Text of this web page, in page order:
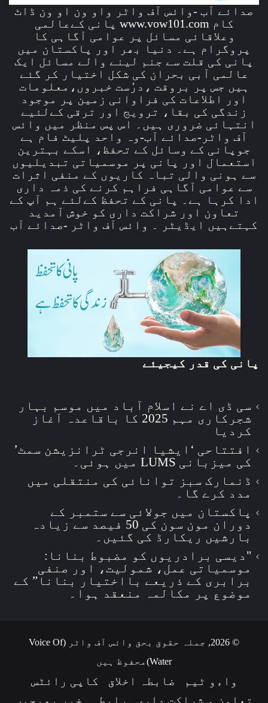
صدائے آب -وائس آف واٹر واو ون او ون ڈاٹ
کام www.vow101.com پانی کےعالمی
وعلاقائی مسائل پر عوامی آگاہی کا
پروگرام ہے۔ دنیا بھر اور پاکستان میں
پانی کی قلت سے جنم لینے والے مسائل ایک
عالمی آبی بحران کی شکل اختیار کر گئے
ہیں جس پر بروقت ،درُست خبروں،معلومات
اور اطلاعات کی فراوانی زمین پر موجود
زندگی کی بقا، ترویج اور ترقی کےلئیے
انتہائی ضروری ہیں۔ اس پس منظر میں وائس
آف واٹر-صدائے آب-وہ واحد پلیٹ فام ہے
جوپانی کے وسائل کے تحفظ، اسکے بہترین
استعمال اور پانی پر موسمیاتی تبدیلیوں
سے ہونی والی تباہ کاریوں کے منفی اثرات
سے عوامی آگاہی فراہم کرنے کی ذمہ داری
ادا کرہا ہے۔ پانی کے تحفظ کےلئے ہم آپ کے
تعاون اور شراکت داری کو خوش آمدید
کہتےہیں ایڈیٹر ۔ وائس آف واٹر -صدائے آب
پانی کی قدر کیجیئے
سی ڈی اے نے اسلام آباد میں موسم بہار
شجرکاری مہم 2025 کا باقاعدہ آغاز
کردیا
افتتاحی ‘ایشیا انرجی ٹرانزیشن سمٹ’
کی میزبانی LUMS میں ہوئی۔
ڈنمارک سبز توانائی کی منتقلی میں
مدد کرے گا۔
پاکستان میں جولائی سے ستمبر کے
دوران مون سون کی 50 فیصد سے زیادہ
بارشیں ریکارڈ کی گئیں۔
"دیسی برادریوں کو مضبوط بنانا:
موسمیاتی عمل، شمولیت، اور صنفی
برابری کے ذریعے بااختیار بنانا” کے
موضوع پر مکالمہ منعقد ہوا۔
© 2026, جملہ حقوق بحق وائس آف واٹر (Voice Of
Water)محفوظ ہیں
واءو ٹیم ضابطہ اخلاق
کاپی رائٹس
تعاون و شراکت داری
رابطہ خبر بھیجیں